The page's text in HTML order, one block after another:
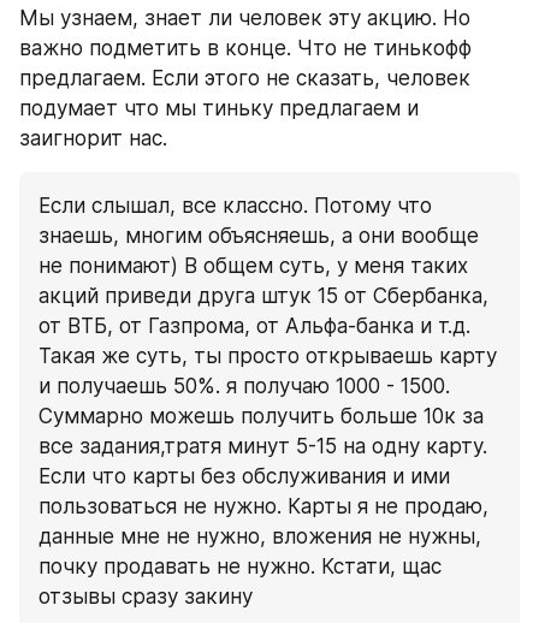
Мы узнаем, знает ли человек эту акцию. Но
важно подметить в конце. Что не тинькофф
предлагаем. Если этого не сказать, человек
подумает что мы тиньку предлагаем и
заигнорит нас.
Если слышал, все классно. Потому что
знаешь, многим объясняешь, а они вообще
не понимают) В общем суть, у меня таких
акций приведи друга штук 15 от Сбербанка,
от ВТБ, от Газпрома, от Альфа-банка и т.д.
Такая же суть, ты просто открываешь карту
и получаешь 50%. я получаю 1000 - 1500.
Суммарно можешь получить больше 10к за
все задания,тратя минут 5-15 на одну карту.
Если что карты без обслуживания и ими
пользоваться не нужно. Карты я не продаю,
данные мне не нужно, вложения не нужны,
почку продавать не нужно. Кстати, щас
отзывы сразу закину